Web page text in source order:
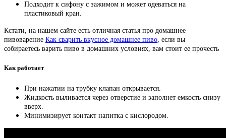
Подходит к сифону с зажимом и может одеваться на
пластиковый кран.
Кстати, на нашем сайте есть отличная статья про домашнее
пивоварение Как сварить вкусное домашнее пиво, если вы
собираетесь варить пиво в домашних условиях, вам стоит ее прочесть
Как работает
При нажатии на трубку клапан открывается.
Жидкость выливается через отверстие и заполнет емкость снизу
вверх.
Минимизирует контакт напитка с кислородом.